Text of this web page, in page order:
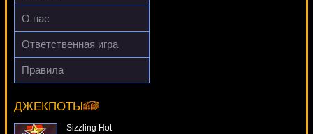
beautif***
О нас
Ответственная игра
Правила
ДЖЕКПОТЫ
Sweet Harvest
Serg***
Sizzling Hot